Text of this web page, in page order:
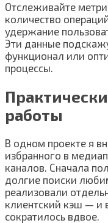
Отслеживайте
количество
удержание
Эти данные
функционал или
процессы.
работы
В одном проекте я
избранного в
каналов. Сначала
долгие поиски
реализовали
клиентский кэш — и
сократилось вдвое.